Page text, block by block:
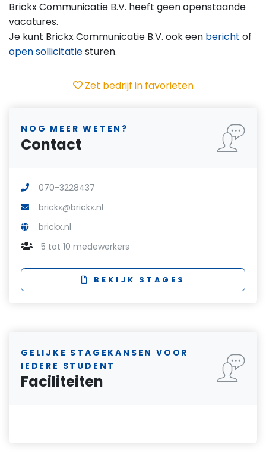
Brickx Communicatie B.V. heeft geen openstaande
vacatures.
Je kunt Brickx Communicatie B.V. ook een bericht of
open sollicitatiesturen.
Zet bedrijf in favorieten
NOG MEER WETEN?
Contact
070-3228437
brickx@brickx.nl
brickx.nl
5 tot 10 medewerkers
BEKIJK STAGES
GELIJKE STAGEKANSEN VOOR
IEDERE STUDENT
Faciliteiten